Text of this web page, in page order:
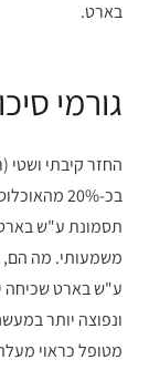
בארט.
גורמי
החזר קיבתי
בכ-20%
משמעותי. מה הם,
ונפוצה יותר
מטופל כראוי